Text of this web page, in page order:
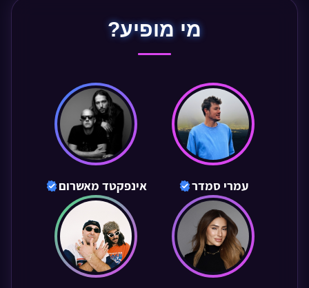
מי מופיע?
עמרי סמדר אינפקטד מאשרום